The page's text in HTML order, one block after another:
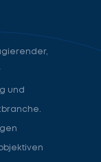
und